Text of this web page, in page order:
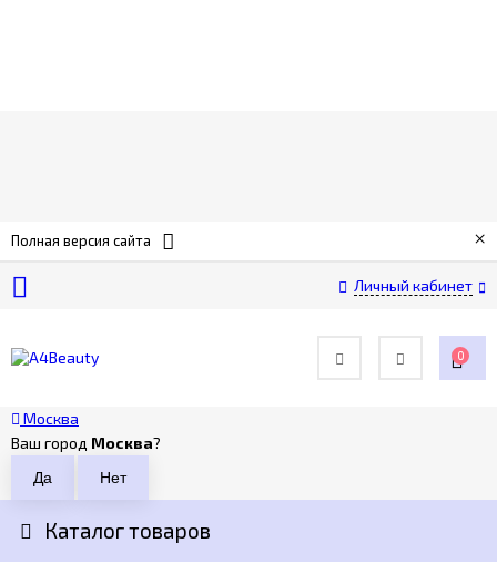
Полная версия сайта ×
Личный кабинет
Гарантия
0
Москва
Ваш город Москва?
Каталог товаров